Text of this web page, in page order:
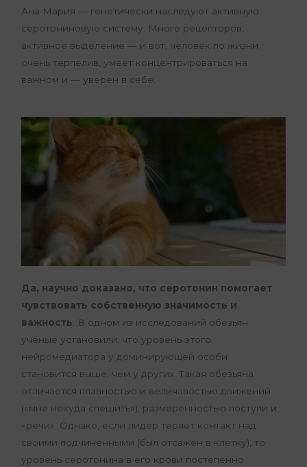
Ана Мария — генетически наследуют активную
серотониновую систему. Много рецепторов,
активное выделение — и вот, человек по жизни
очень терпелив, умеет концентрироваться на
важном и — уверен в себе.
Да, научно доказано, что серотонин помогает
чувствовать собственную значимость и
важность . В одном из исследований обезьян
учёные установили, что уровень этого
нейромедиатора у доминирующей особи
становится выше, чем у других. Такая обезьяна
отличается плавностью и величавостью движений
(«мне некуда спешить»), размеренностью поступи и
«речи». Однако, если лидер теряет контакт над
своими подчинёнными (был отсажен в клетку), то
уровень серотонина в его крови постепенно